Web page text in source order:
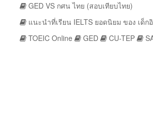
GED VS กศน ไทย (สอบเทียบไทย)
แนะนำที่เรียน IELTS ยอดนิยม ของ เด็ก
TOEIC Online
GED CU-TEP